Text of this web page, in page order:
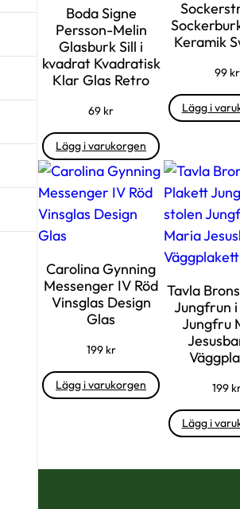
Boda Signe
Persson-Melin
Glasburk Sill i
kvadrat Kvadratisk
Klar Glas Retro
69 kr
Lägg i varukorgen
Keramik
99 kr
Lägg i
Carolina Gynning
Messenger IV Röd
Vinsglas Design
Glas
199 kr
Lägg i varukorgen
Tavla
Jungfrun
Jungfru
199
Lägg i